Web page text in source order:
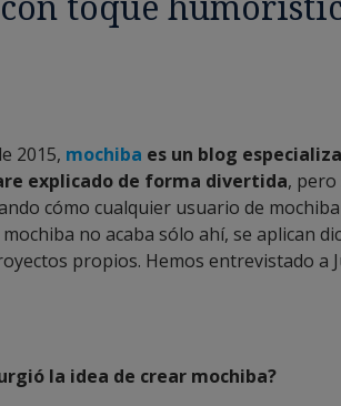
2015, mochiba es un blog
explicado de forma divertida,
cómo cualquier usuario de
no acaba sólo ahí, se aplican
propios. Hemos entrevistado a
la idea de crear mochiba?